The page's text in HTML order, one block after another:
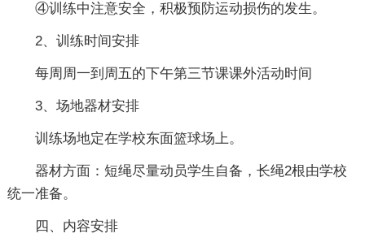
④训练中注意安全，积极预防运动损伤的发生。
2、训练时间安排
每周周一到周五的下午第三节课课外活动时间
3、场地器材安排
训练场地定在学校东面篮球场上。
器材方面：短绳尽量动员学生自备，长绳2根由学校
统一准备。
四、内容安排